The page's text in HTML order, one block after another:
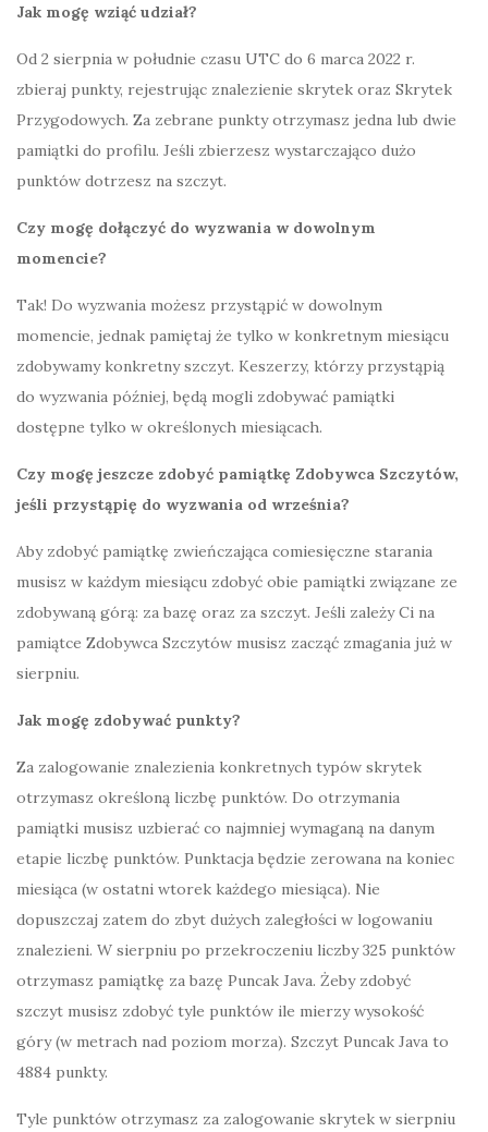
Jak mogę wziąć udział?
Od 2 sierpnia w południe czasu UTC do 6 marca 2022 r.
zbieraj punkty, rejestrując znalezienie skrytek oraz Skrytek
Przygodowych. Za zebrane punkty otrzymasz jedna lub dwie
pamiątki do profilu. Jeśli zbierzesz wystarczająco dużo
punktów dotrzesz na szczyt.
Czy mogę dołączyć do wyzwania w dowolnym
momencie?
Tak! Do wyzwania możesz przystąpić w dowolnym
momencie, jednak pamiętaj że tylko w konkretnym miesiącu
zdobywamy konkretny szczyt. Keszerzy, którzy przystąpią
do wyzwania później, będą mogli zdobywać pamiątki
dostępne tylko w określonych miesiącach.
Czy mogę jeszcze zdobyć pamiątkę Zdobywca Szczytów,
jeśli przystąpię do wyzwania od września?
Aby zdobyć pamiątkę zwieńczająca comiesięczne starania
musisz w każdym miesiącu zdobyć obie pamiątki związane ze
zdobywaną górą: za bazę oraz za szczyt. Jeśli zależy Ci na
pamiątce Zdobywca Szczytów musisz zacząć zmagania już w
sierpniu.
Jak mogę zdobywać punkty?
Za zalogowanie znalezienia konkretnych typów skrytek
otrzymasz określoną liczbę punktów. Do otrzymania
pamiątki musisz uzbierać co najmniej wymaganą na danym
etapie liczbę punktów. Punktacja będzie zerowana na koniec
miesiąca (w ostatni wtorek każdego miesiąca). Nie
dopuszczaj zatem do zbyt dużych zaległości w logowaniu
znalezieni. W sierpniu po przekroczeniu liczby 325 punktów
otrzymasz pamiątkę za bazę Puncak Java. Żeby zdobyć
szczyt musisz zdobyć tyle punktów ile mierzy wysokość
góry (w metrach nad poziom morza). Szczyt Puncak Java to
4884 punkty.
Tyle punktów otrzymasz za zalogowanie skrytek w sierpniu